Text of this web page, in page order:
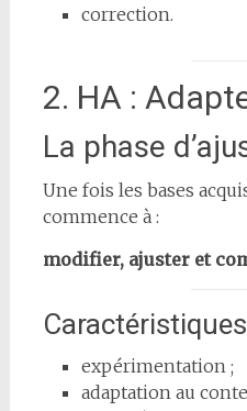
correction.
2. HA :
La phase
Une fois les bases
commence à :
modifier, ajuster et
expérimentation ;
adaptation au